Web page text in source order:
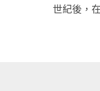
世紀後，